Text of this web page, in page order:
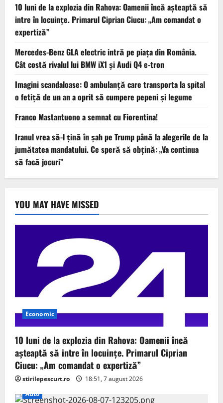
10 luni de la explozia din Rahova: Oamenii încă așteaptă să
intre în locuințe. Primarul Ciprian Ciucu: „Am comandat o
expertiză”
Mercedes-Benz GLA electric intră pe piața din România.
Cât costă rivalul lui BMW iX1 și Audi Q4 e-tron
Imagini scandaloase: O ambulanță care transporta la spital
o fetiță de un an a oprit să cumpere pepeni și legume
Franco Mastantuono a semnat cu Fiorentina!
Iranul vrea să-l țină în șah pe Trump până la alegerile de la
jumătatea mandatului. Ce speră să obțină: „Va continua
să facă jocuri”
YOU MAY HAVE MISSED
Economic
10 luni de la explozia din Rahova: Oamenii încă
așteaptă să intre în locuințe. Primarul Ciprian
Ciucu: „Am comandat o expertiză”
stirilepescurt.ro
18:51, 7 august 2026
Auto